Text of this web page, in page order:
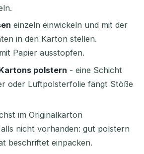
einzeln einwickeln und mit der
in den Karton stellen.
Papier ausstopfen.
polstern - eine Schicht
oder Luftpolsterfolie fängt Stöße
im Originalkarton
nicht vorhanden: gut polstern
beschriftet einpacken.